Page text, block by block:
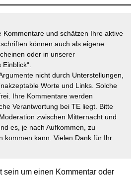
Kommentare und schätzen Ihre aktive
können auch als eigene
oder in unserer
nicht durch Unterstellungen,
Worte und Links. Solche
Ihre Kommentare werden
Verantwortung bei TE liegt. Bitte
zwischen Mitternacht und
es, je nach Aufkommen, zu
kommen kann. Vielen Dank für Ihr
sein um einen Kommentar oder